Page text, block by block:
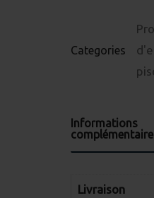
Categories
Informations
Livraison